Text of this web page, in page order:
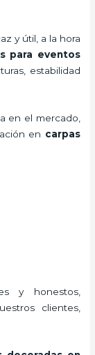
y útil, a la hora
para eventos
estabilidad
en el mercado,
en carpas
y honestos,
clientes,